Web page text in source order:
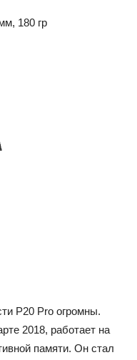
180 гр
P20 Pro огромны.
2018, работает на
памяти. Он стал